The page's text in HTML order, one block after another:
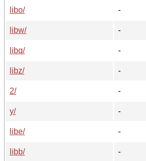
libo/
-
libw/
-
libq/
-
libz/
-
2/
-
y/
-
libe/
-
libb/
-